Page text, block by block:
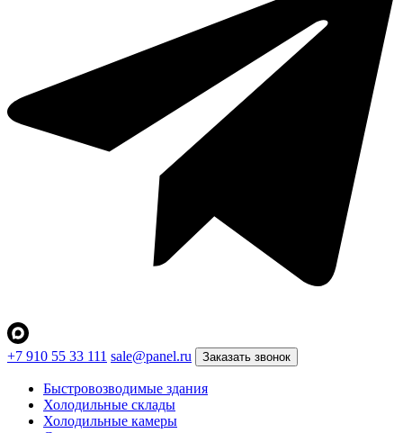
+7 910 55 33 111 sale@panel.ru Заказать звонок
Быстровозводимые здания
Холодильные склады
Холодильные камеры